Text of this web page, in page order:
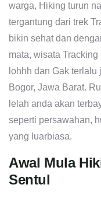
warga, Hiking turun
tergantung dari trek
bikin sehat dan
mata, wisata
lohhh dan Gak
Bogor, Jawa Barat.
lelah anda akan
seperti persawahan,
yang luarbiasa.
Awal Mula
Sentul